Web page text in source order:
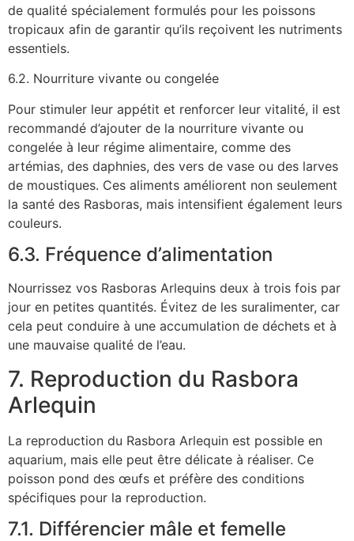
de qualité spécialement formulés pour les poissons
tropicaux afin de garantir qu’ils reçoivent les nutriments
essentiels.
6.2. Nourriture vivante ou congelée
Pour stimuler leur appétit et renforcer leur vitalité, il est
recommandé d’ajouter de la nourriture vivante ou
congelée à leur régime alimentaire, comme des
artémias, des daphnies, des vers de vase ou des larves
de moustiques. Ces aliments améliorent non seulement
la santé des Rasboras, mais intensifient également leurs
couleurs.
6.3. Fréquence d’alimentation
Nourrissez vos Rasboras Arlequins deux à trois fois par
jour en petites quantités. Évitez de les suralimenter, car
cela peut conduire à une accumulation de déchets et à
une mauvaise qualité de l’eau.
7. Reproduction du Rasbora
Arlequin
La reproduction du Rasbora Arlequin est possible en
aquarium, mais elle peut être délicate à réaliser. Ce
poisson pond des œufs et préfère des conditions
spécifiques pour la reproduction.
7.1. Différencier mâle et femelle